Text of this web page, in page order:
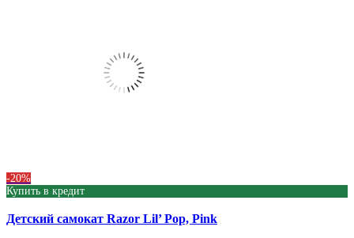
-20%
Купить в кредит
Детский cамокат Razor Lil’ Pop, Pink